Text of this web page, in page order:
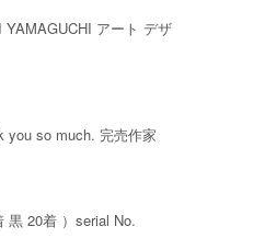
アート デザ
you so much. 完売作家
黒 20着 ）serial No.